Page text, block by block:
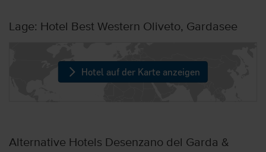
Lage: Hotel Best Western Oliveto, Gardasee
Hotel auf der Karte anzeigen
Alternative Hotels Desenzano del Garda &